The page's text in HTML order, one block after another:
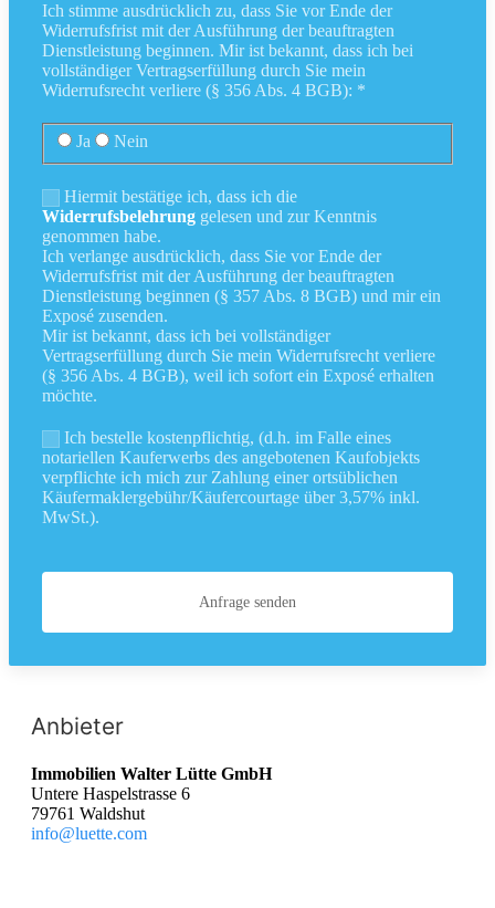
Ich stimme ausdrücklich zu, dass Sie vor Ende der
Widerrufsfrist mit der Ausführung der beauftragten
Dienstleistung beginnen. Mir ist bekannt, dass ich bei
vollständiger Vertragserfüllung durch Sie mein
Widerrufsrecht verliere (§ 356 Abs. 4 BGB): *
Ja Nein
Hiermit bestätige ich, dass ich die
Widerrufsbelehrung gelesen und zur Kenntnis
genommen habe.
Ich verlange ausdrücklich, dass Sie vor Ende der
Widerrufsfrist mit der Ausführung der beauftragten
Dienstleistung beginnen (§ 357 Abs. 8 BGB) und mir ein
Exposé zusenden.
Mir ist bekannt, dass ich bei vollständiger
Vertragserfüllung durch Sie mein Widerrufsrecht verliere
(§ 356 Abs. 4 BGB), weil ich sofort ein Exposé erhalten
möchte.
Ich bestelle kostenpflichtig, (d.h. im Falle eines
notariellen Kauferwerbs des angebotenen Kaufobjekts
verpflichte ich mich zur Zahlung einer ortsüblichen
Käufermaklergebühr/Käufercourtage über 3,57% inkl.
MwSt.).
Anfrage senden
Anbieter
Immobilien Walter Lütte GmbH
Untere Haspelstrasse 6
79761 Waldshut
info@luette.com